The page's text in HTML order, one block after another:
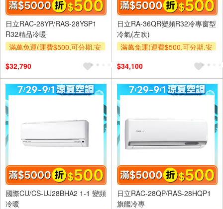
日立RAC-28YP/RAS-28YSP1
R32精品冷暖
滿萬免運(運費$500,可分期,安
及使用6期以上分期0利率,需付
基本安裝運費)
滿額折$500
$32,790
日立RA-36QR變頻R32冷專窗型
冷氣(左吹)
滿萬免運(運費$500,可分期,安
及使用6期以上分期0利率,需付
基本安裝運費)
滿額折$500
$34,100
國際CU/CS-UJ28BHA2 1-1 變頻
冷暖
日立RAC-28QP/RAS-28HQP1
旗艦冷專